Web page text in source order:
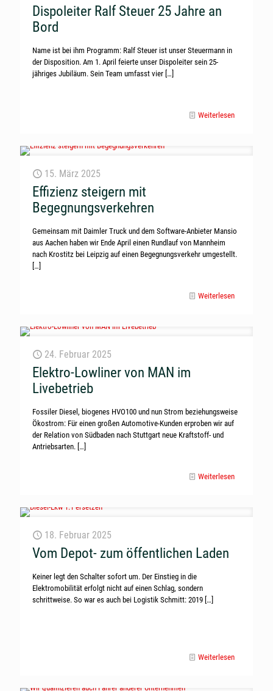
Dispoleiter Ralf Steuer 25 Jahre an
Bord
Name ist bei ihm Programm: Ralf Steuer ist unser Steuermann in
der Disposition. Am 1. April feierte unser Dispoleiter sein 25-
jähriges Jubiläum. Sein Team umfasst vier […]
Weiterlesen
15. März 2025
Effizienz steigern mit
Begegnungsverkehren
Gemeinsam mit Daimler Truck und dem Software-Anbieter Mansio
aus Aachen haben wir Ende April einen Rundlauf von Mannheim
nach Krostitz bei Leipzig auf einen Begegnungsverkehr umgestellt.
[…]
Weiterlesen
24. Februar 2025
Elektro-Lowliner von MAN im
Livebetrieb
Fossiler Diesel, biogenes HVO100 und nun Strom beziehungsweise
Ökostrom: Für einen großen Automotive-Kunden erproben wir auf
der Relation von Südbaden nach Stuttgart neue Kraftstoff- und
Antriebsarten. […]
Weiterlesen
18. Februar 2025
Vom Depot- zum öffentlichen Laden
Keiner legt den Schalter sofort um. Der Einstieg in die
Elektromobilität erfolgt nicht auf einen Schlag, sondern
schrittweise. So war es auch bei Logistik Schmitt: 2019 […]
Weiterlesen